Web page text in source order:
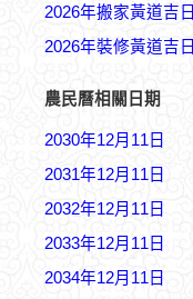
2026年搬家黃道吉日
2026年裝修黃道吉日
農民曆相關日期
2030年12月11日
2031年12月11日
2032年12月11日
2033年12月11日
2034年12月11日